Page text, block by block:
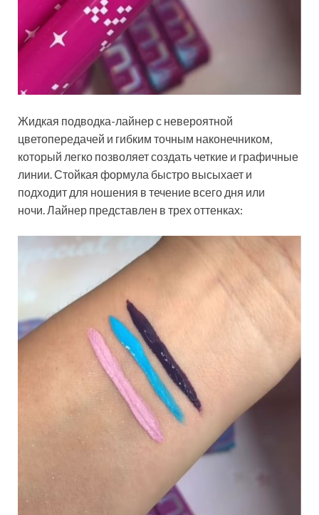
Жидкая подводка-лайнер с невероятной
цветопередачей и гибким точным наконечником,
который легко позволяет создать четкие и графичные
линии. Стойкая формула быстро высыхает и
подходит для ношения в течение всего дня или
ночи. Лайнер представлен в трех оттенках: